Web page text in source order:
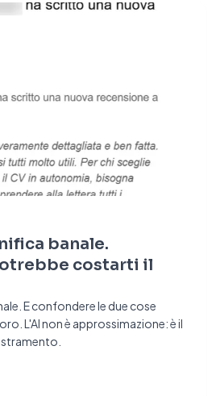
banale.
costarti il
E confondere le due cose
L'AI non è approssimazione: è il